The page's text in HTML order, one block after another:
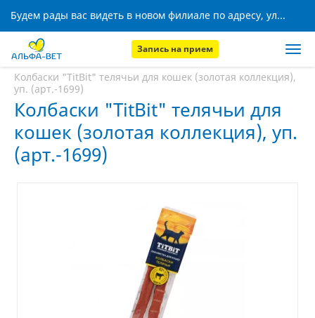
Будем рады вас видеть в новом филиале по адресу, ул. Кижеватова, 8!
Запись на прием
Главная
Колбаски "TitBit" телячьи для кошек (золотая коллекция),
уп. (арт.-1699)
Колбаски "TitBit" телячьи для
кошек (золотая коллекция), уп.
(арт.-1699)